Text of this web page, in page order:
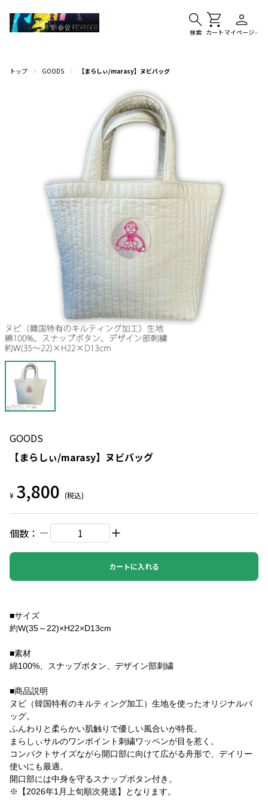
検索 カート マイページ
トップ GOODS 【まらしぃ/marasy】ヌビバッグ
GOODS
【まらしぃ/marasy】ヌビバッグ
¥ 3,800 (税込)
個数：
カートに入れる
■サイズ
約W(35～22)×H22×D13cm
■素材
綿100%、スナップボタン、デザイン部刺繍
■商品説明
ヌビ（韓国特有のキルティング加工）生地を使ったオリジナルバ
ッグ。
ふんわりと柔らかい肌触りで優しい風合いが特長。
まらしぃサルのワンポイント刺繍ワッペンが目を惹く。
コンパクトサイズながら開口部に向けて広がる舟形で、デイリー
使いにも最適。
開口部には中身を守るスナップボタン付き。
※【2026年1月上旬順次発送】となります。